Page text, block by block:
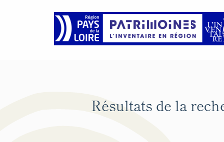
Résultats de la